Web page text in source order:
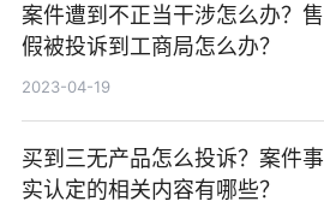
案件遭到不正当干涉怎么办？售
假被投诉到工商局怎么办？
2023-04-19
买到三无产品怎么投诉？案件事
实认定的相关内容有哪些？